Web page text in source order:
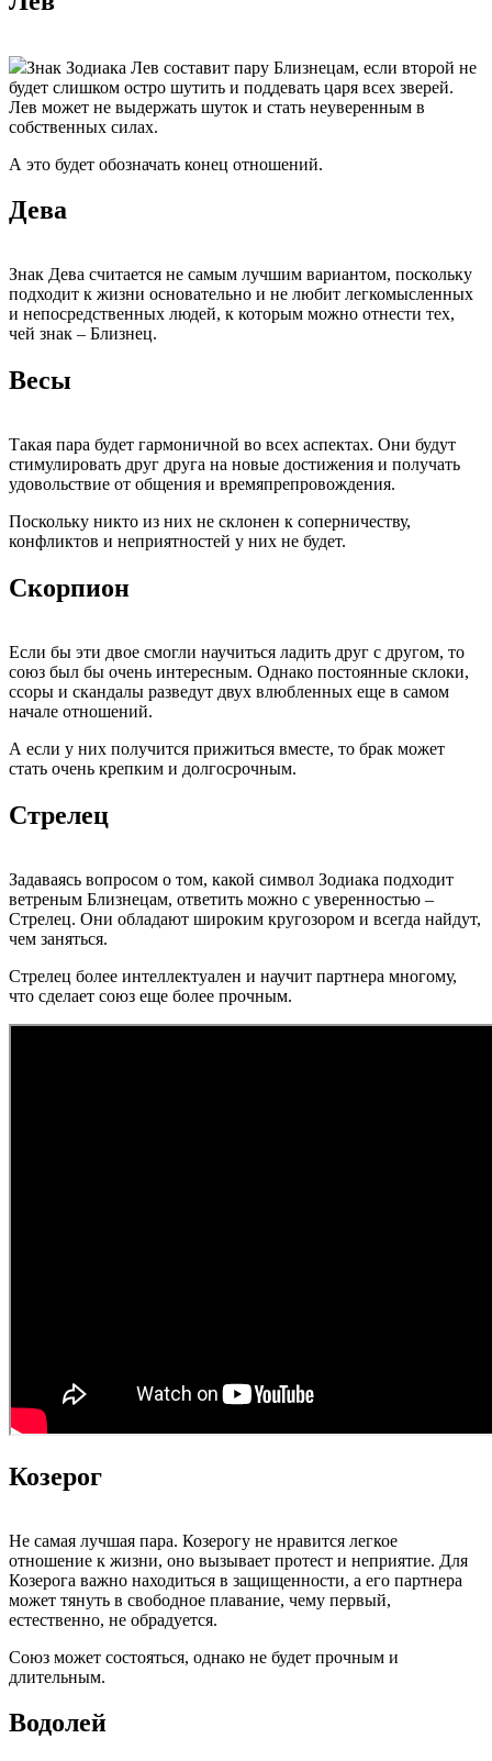
Знак Зодиака Лев составит пару Близнецам, если второй не
будет слишком остро шутить и поддевать царя всех зверей.
Лев может не выдержать шуток и стать неуверенным в
собственных силах.
А это будет обозначать конец отношений.
Дева
Знак Дева считается не самым лучшим вариантом, поскольку
подходит к жизни основательно и не любит легкомысленных
и непосредственных людей, к которым можно отнести тех,
чей знак – Близнец.
Весы
Такая пара будет гармоничной во всех аспектах. Они будут
стимулировать друг друга на новые достижения и получать
удовольствие от общения и времяпрепровождения.
Поскольку никто из них не склонен к соперничеству,
конфликтов и неприятностей у них не будет.
Скорпион
Если бы эти двое смогли научиться ладить друг с другом, то
союз был бы очень интересным. Однако постоянные склоки,
ссоры и скандалы разведут двух влюбленных еще в самом
начале отношений.
А если у них получится прижиться вместе, то брак может
стать очень крепким и долгосрочным.
Стрелец
Задаваясь вопросом о том, какой символ Зодиака подходит
ветреным Близнецам, ответить можно с уверенностью –
Стрелец. Они обладают широким кругозором и всегда найдут,
чем заняться.
Стрелец более интеллектуален и научит партнера многому,
что сделает союз еще более прочным.
Козерог
Не самая лучшая пара. Козерогу не нравится легкое
отношение к жизни, оно вызывает протест и неприятие. Для
Козерога важно находиться в защищенности, а его партнера
может тянуть в свободное плавание, чему первый,
естественно, не обрадуется.
Союз может состояться, однако не будет прочным и
длительным.
Водолей